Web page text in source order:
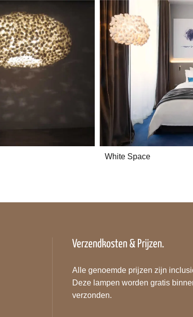
White Space
Verzendkosten & Prijzen.
Alle genoemde prijzen zijn
Deze lampen worden gratis
verzonden.